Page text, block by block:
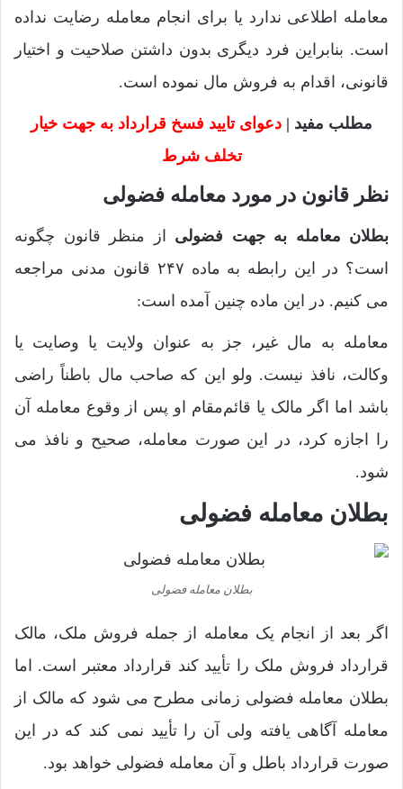
معامله اطلاعی ندارد یا برای انجام معامله رضایت نداده
است. بنابراین فرد دیگری بدون داشتن صلاحیت و اختیار
قانونی، اقدام به فروش مال نموده است.
مطلب مفید | دعوای تایید فسخ قرارداد به جهت خیار
تخلف شرط
نظر قانون در مورد معامله فضولی
بطلان معامله به جهت فضولی از منظر قانون چگونه
است؟ در این رابطه به ماده ۲۴۷ قانون مدنی مراجعه
می کنیم. در این ماده چنین آمده است:
معامله به مال غیر، جز به عنوان ولایت یا وصایت یا
وکالت، نافذ نیست. ولو این که صاحب مال باطناً راضی
باشد اما اگر مالک یا قائم‌مقام او پس از وقوع معامله آن
را اجازه کرد، در این صورت معامله، صحیح و نافذ می
شود.
بطلان معامله فضولی
بطلان معامله فضولی
اگر بعد از انجام یک معامله از جمله فروش ملک، مالک
قرارداد فروش ملک را تأیید کند قرارداد معتبر است. اما
بطلان معامله فضولی زمانی مطرح می شود که مالک از
معامله آگاهی یافته ولی آن را تأیید نمی کند که در این
صورت قرارداد باطل و آن معامله فضولی خواهد بود.